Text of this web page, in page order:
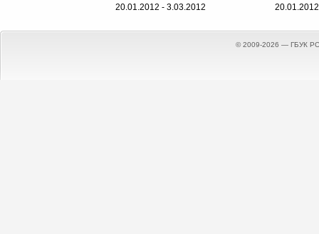
20.01.2012 - 3.03.2012
© 2009-2026 — ГБУК РО